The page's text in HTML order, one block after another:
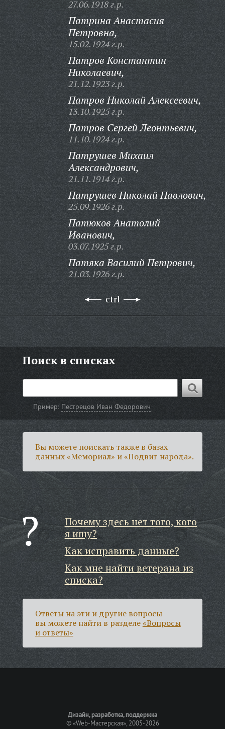
27.06.1918 г.р.
Патрина Анастасия
Петровна,
15.02.1924 г.р.
Патров Константин
Николаевич,
21.12.1923 г.р.
Патров Николай Алексеевич,
13.10.1925 г.р.
Патров Сергей Леонтьевич,
11.10.1924 г.р.
Патрушев Михаил
Александрович,
21.11.1914 г.р.
Патрушев Николай Павлович,
25.09.1926 г.р.
Патюков Анатолий
Иванович,
03.07.1925 г.р.
Патяка Василий Петрович,
21.03.1926 г.р.
ctrl
Поиск в списках
Пример: Пестрецов Иван Федорович
Вы можете поискать также в базах
данных «Мемориал» и «Подвиг народа».
Почему здесь нет того, кого
я ищу?
Как исправить данные?
Как мне найти ветерана из
списка?
Ответы на эти и другие вопросы
вы можете найти в разделе«Вопросы
и ответы»
Дизайн, разработка, поддержка
©«Web-Мастерская», 2005-2026